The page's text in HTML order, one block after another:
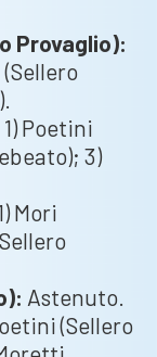
Provaglio):
1) Poetini
3)
Mori
Astenuto.
(Sellero